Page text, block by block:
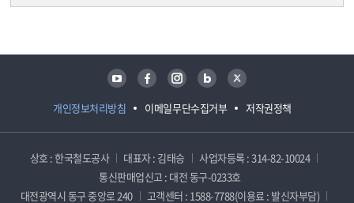
개인정보처리방침 이메일무단수집거부 저작권정책
유튜브 페이스북 인스타그램 블로그 트위터
상호 : 한국철도공사 대표자 : 김태승
사업자등록 : 314-82-10024
통신판매업신고 : 대전 동구-0233호
대전광역시 동구 중앙로 240
고객센터 : 1588-7788(이용료 : 발신자부담)